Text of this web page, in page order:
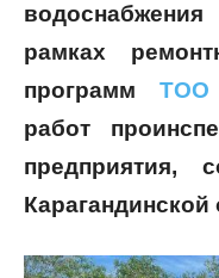
рамках
программ ТОО
работ
предприятия,
Карагандинской